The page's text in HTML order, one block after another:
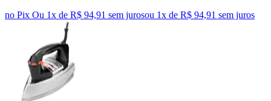
no Pix Ou 1x de R$ 94,91 sem jurosou 1x de R$ 94,91 sem juros